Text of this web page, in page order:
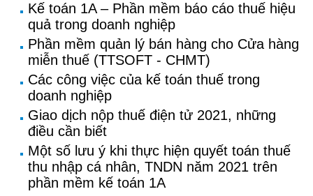
Kế toán 1A – Phần mềm báo cáo thuế hiệu
quả trong doanh nghiệp
Phần mềm quản lý bán hàng cho Cửa hàng
miễn thuế (TTSOFT - CHMT)
Các công việc của kế toán thuế trong
doanh nghiệp
Giao dịch nộp thuế điện tử 2021, những
điều cần biết
Một số lưu ý khi thực hiện quyết toán thuế
thu nhập cá nhân, TNDN năm 2021 trên
phần mềm kế toán 1A